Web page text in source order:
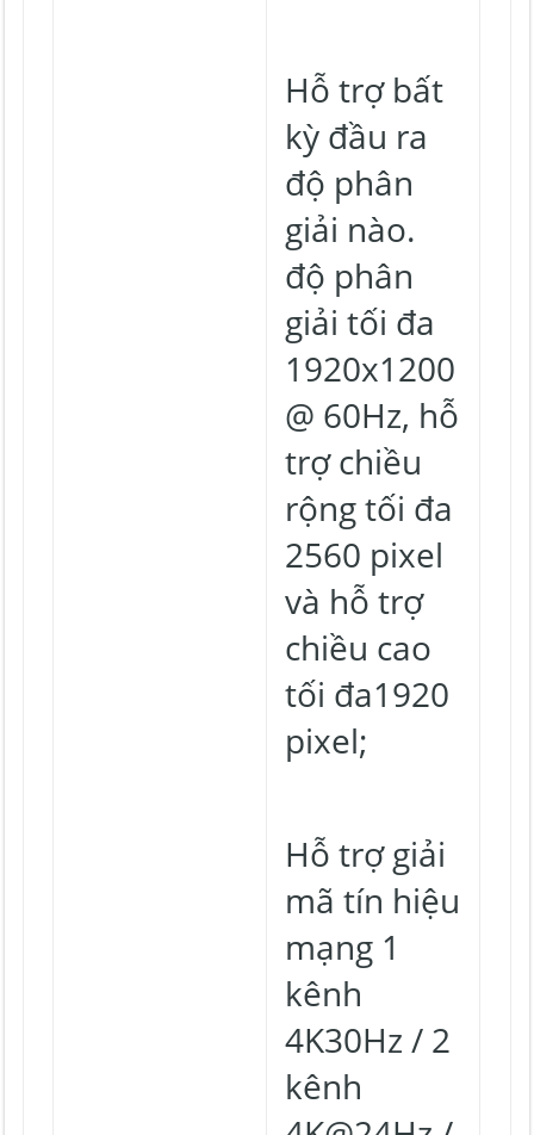
Hỗ trợ bất
kỳ đầu ra
độ phân
giải nào.
độ phân
giải tối đa
1920x1200
@ 60Hz, hỗ
trợ chiều
rộng tối đa
2560 pixel
và hỗ trợ
chiều cao
tối đa1920
pixel;
Hỗ trợ giải
mã tín hiệu
mạng 1
kênh
4K30Hz / 2
kênh